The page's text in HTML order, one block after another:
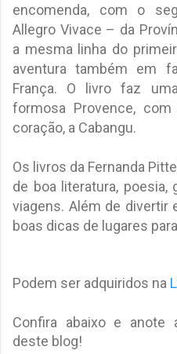
encomenda, com o
Allegro Vivace – da
a mesma linha do
aventura também em
França. O livro faz
formosa Provence,
coração, a Cabangu.
Os livros da Fernanda
de boa literatura, poesia,
viagens. Além de divertir
boas dicas de lugares
Podem ser adquiridos na
Confira abaixo e anote
deste blog!